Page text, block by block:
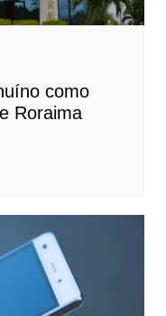
como
Roraima